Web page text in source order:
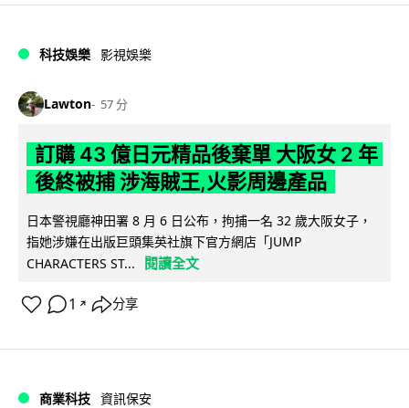
科技娛樂 影視娛樂
Lawton 57 分
訂購 43 億日元精品後棄單 大阪女 2 年
後終被捕 涉海賊王,火影周邊產品
日本警視廳神田署 8 月 6 日公布，拘捕一名 32 歲大阪女子，
指她涉嫌在出版巨頭集英社旗下官方網店「JUMP
CHARACTERS ST...
閱讀全文
1 ↗ 分享
商業科技 資訊保安